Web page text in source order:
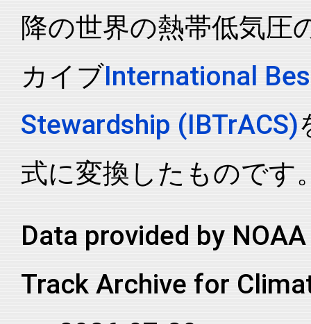
2011102S26048 2011 21 SI MM
2011102S26048 2011 21 SI MM
2011102S26048 2011 21 SI MM
2011102S26048 2011 21 SI MM
2011102S26048 2011 21 SI MM
2011102S26048
2011102S26048 2011 21 SI MM
降の世界の熱帯低気圧
カイブInternational
Stewardship (IBTrACS)
式に変換したものです
Data provided by
Track Archive for